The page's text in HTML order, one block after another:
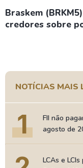
Braskem
credores sobre
NOTÍCIAS MAIS
1
FII não
agosto de
LCAs e